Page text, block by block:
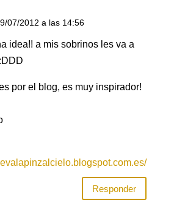
07/2012 a las 14:56
idea!! a mis sobrinos les va a
por el blog, es muy inspirador!
Responder